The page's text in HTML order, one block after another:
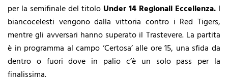
per la semifinale del titolo Under 14 Regionali Eccellenza. I
biancocelesti vengono dalla vittoria contro i Red Tigers,
mentre gli avversari hanno superato il Trastevere. La partita
è in programma al campo ‘Certosa’ alle ore 15, una sfida da
dentro o fuori dove in palio c’è un solo pass per la
finalissima.